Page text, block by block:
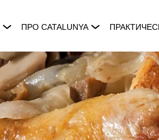
ПРО CATALUNYA